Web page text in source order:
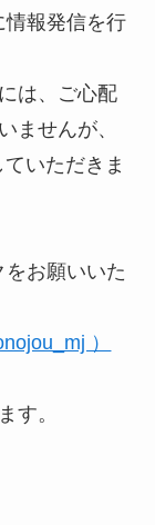
情報発信を行
は、ご心配
ませんが、
いただきま
お願いいた
）
す。